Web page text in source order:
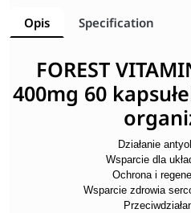
Opis Specification
FOREST
400mg 60
Działanie
Wsparcie dla
Ochrona i
Wsparcie zdrowia